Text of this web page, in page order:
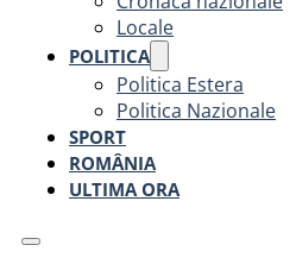
Locale
POLITICA
Politica Estera
Politica Nazionale
SPORT
ROMÂNIA
ULTIMA ORA